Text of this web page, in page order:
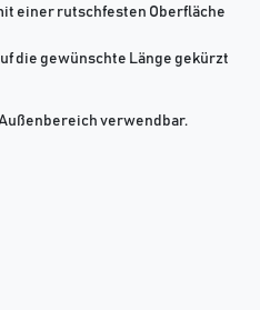
einer rutschfesten Oberfläche
die gewünschte Länge gekürzt
verwendbar.